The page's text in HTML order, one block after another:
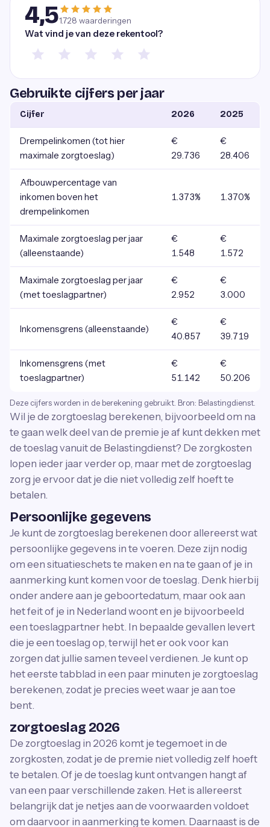
4,51.728 waarderingen
Wat vind je van deze rekentool?
Gebruikte cijfers per jaar
Cijfer 2026 2025
Drempelinkomen (tot hier
maximale zorgtoeslag)
€
29.736
€
28.406
Afbouwpercentage van
inkomen boven het
drempelinkomen
1.373% 1.370%
Maximale zorgtoeslag per jaar
(alleenstaande)
€
1.548
€
1.572
Maximale zorgtoeslag per jaar
(met toeslagpartner)
€
2.952
€
3.000
Inkomensgrens (alleenstaande)
€
40.857
€
39.719
Inkomensgrens (met
toeslagpartner)
€
51.142
€
50.206
Deze cijfers worden in de berekening gebruikt. Bron: Belastingdienst.
Wil je de zorgtoeslag berekenen, bijvoorbeeld om na
te gaan welk deel van de premie je af kunt dekken met
de toeslag vanuit de Belastingdienst? De zorgkosten
lopen ieder jaar verder op, maar met de zorgtoeslag
zorg je ervoor dat je die niet volledig zelf hoeft te
betalen.
Persoonlijke gegevens
Je kunt de zorgtoeslag berekenen door allereerst wat
persoonlijke gegevens in te voeren. Deze zijn nodig
om een situatieschets te maken en na te gaan of je in
aanmerking kunt komen voor de toeslag. Denk hierbij
onder andere aan je geboortedatum, maar ook aan
het feit of je in Nederland woont en je bijvoorbeeld
een toeslagpartner hebt. In bepaalde gevallen levert
die je een toeslag op, terwijl het er ook voor kan
zorgen dat jullie samen teveel verdienen. Je kunt op
het eerste tabblad in een paar minuten je zorgtoeslag
berekenen, zodat je precies weet waar je aan toe
bent.
zorgtoeslag 2026
De zorgtoeslag in 2026 komt je tegemoet in de
zorgkosten, zodat je de premie niet volledig zelf hoeft
te betalen. Of je de toeslag kunt ontvangen hangt af
van een paar verschillende zaken. Het is allereerst
belangrijk dat je netjes aan de voorwaarden voldoet
om daarvoor in aanmerking te komen. Daarnaast is de